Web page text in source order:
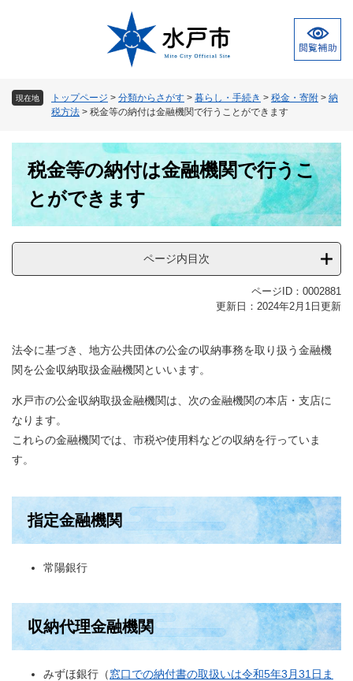
現在地 トップページ > 分類からさがす > 暮らし・手続き > 税金・寄附 > 納
税方法 > 税金等の納付は金融機関で行うことができます
税金等の納付は金融機関で行うこ
とができます
ページ内目次
ページID：0002881
更新日：2024年2月1日更新
法令に基づき、地方公共団体の公金の収納事務を取り扱う金融機
関を公金収納取扱金融機関といいます。
水戸市の公金収納取扱金融機関は、次の金融機関の本店・支店に
なります。
これらの金融機関では、市税や使用料などの収納を行っていま
す。
指定金融機関
常陽銀行
収納代理金融機関
みずほ銀行（窓口での納付書の取扱いは令和5年3月31日ま